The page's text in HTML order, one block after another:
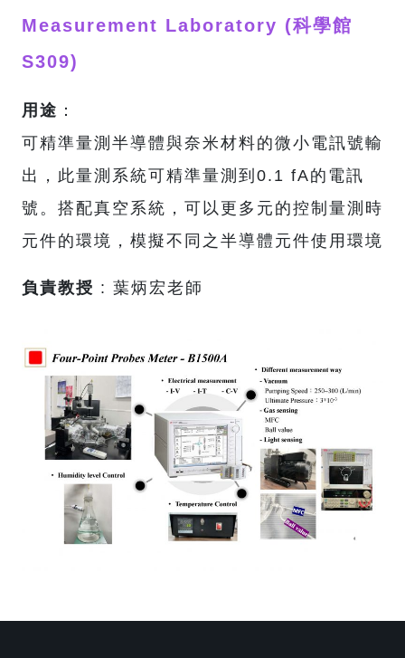
Measurement Laboratory (科學館
S309)
用途 ：
可精準量測半導體與奈米材料的微小電訊號輸
出，此量測系統可精準量測到0.1 fA的電訊
號。搭配真空系統，可以更多元的控制量測時
元件的環境，模擬不同之半導體元件使用環境
負責教授 : 葉炳宏老師